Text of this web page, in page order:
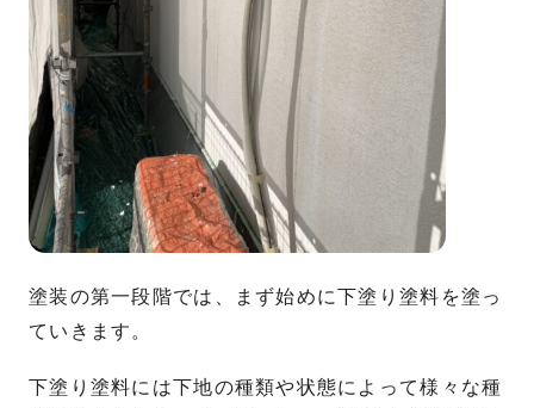
塗装の第一段階では、まず始めに下塗り塗料を塗っ
ていきます。
下塗り塗料には下地の種類や状態によって様々な種